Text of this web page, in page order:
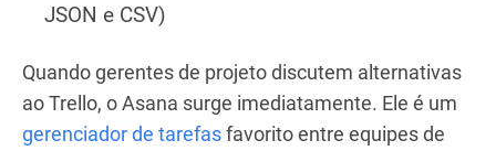
JSON e CSV)
Quando gerentes de projeto discutem alternativas
ao Trello, o Asana surge imediatamente. Ele é um
gerenciador de tarefasfavorito entre equipes de